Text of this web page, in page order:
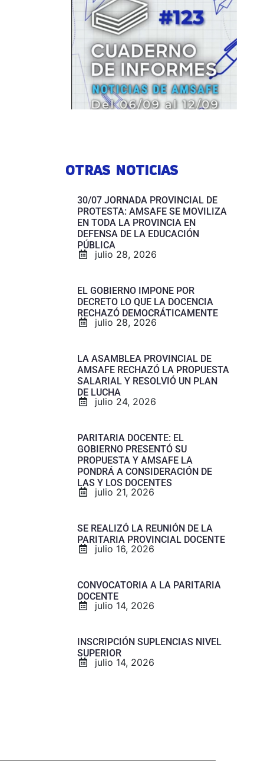
OTRAS NOTICIAS
30/07 JORNADA PROVINCIAL DE
PROTESTA: AMSAFE SE MOVILIZA
EN TODA LA PROVINCIA EN
DEFENSA DE LA EDUCACIÓN
PÚBLICA
julio 28, 2026
EL GOBIERNO IMPONE POR
DECRETO LO QUE LA DOCENCIA
RECHAZÓ DEMOCRÁTICAMENTE
julio 28, 2026
LA ASAMBLEA PROVINCIAL DE
AMSAFE RECHAZÓ LA PROPUESTA
SALARIAL Y RESOLVIÓ UN PLAN
DE LUCHA
julio 24, 2026
PARITARIA DOCENTE: EL
GOBIERNO PRESENTÓ SU
PROPUESTA Y AMSAFE LA
PONDRÁ A CONSIDERACIÓN DE
LAS Y LOS DOCENTES
julio 21, 2026
SE REALIZÓ LA REUNIÓN DE LA
PARITARIA PROVINCIAL DOCENTE
julio 16, 2026
CONVOCATORIA A LA PARITARIA
DOCENTE
julio 14, 2026
INSCRIPCIÓN SUPLENCIAS NIVEL
SUPERIOR
julio 14, 2026